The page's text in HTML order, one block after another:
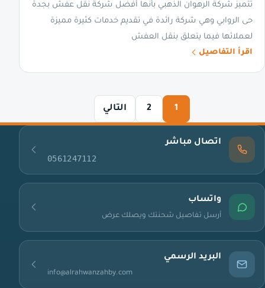
تتميز شركة الرهوان الذهبي بأنها أفضل شركة نقل عفش بجدة
حى الروابي وهي شركة رائدة في تقديم خدمات كثيرة مميزة
لعملائها فيما يتعلق بنقل العفش
اقرأ التفاصيل
1
2 التالي
اتصال مباشر
0561247112
واتساب
أرسل تفاصيل شحنتك ويصلك عرض
البريد الرسمي
info@alrahwanzahby.com